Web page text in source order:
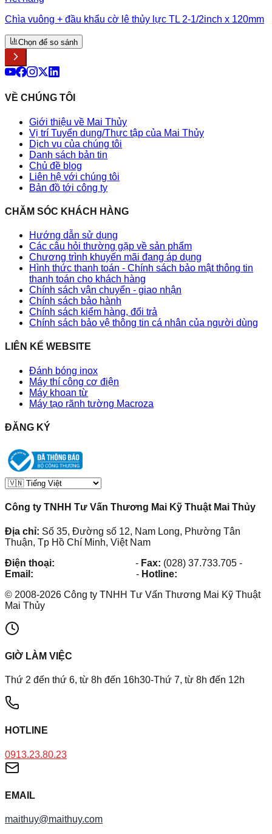
Chìa vuông + đầu khẩu cờ lê thủy lực TL 2-1/2inch x 120mm
Chọn để so sánh
VỀ CHÚNG TÔI
Giới thiệu về Mai Thủy
Vị trí Tuyển dụng/Thực tập của Mai Thủy
Dịch vụ của chúng tôi
Danh sách bản tin
Chủ đề blog
Liên hệ với chúng tôi
Bản đồ tới công ty
CHĂM SÓC KHÁCH HÀNG
Hướng dẫn sử dụng
Các câu hỏi thường gặp về sản phẩm
Chương trình khuyến mãi đang áp dụng
Hình thức thanh toán - Chính sách bảo mật thông tin
thanh toán cho khách hàng
Chính sách vận chuyển - giao nhận
Chính sách bảo hành
Chính sách kiểm hàng, đổi trả
Chính sách bảo vệ thông tin cá nhân của người dùng
LIÊN KẾ WEBSITE
Đánh bóng inox
Máy thí công cơ điện
Máy khoan từ
Máy tạo rãnh tường Macroza
ĐĂNG KÝ
Công ty TNHH Tư Vấn Thương Mai Kỹ Thuật Mai Thủy
Địa chỉ: Số 35, Đường số 12, Nam Long, Phường Tân
Thuận, Tp Hồ Chí Minh, Việt Nam
Điện thoại:
- Fax: (028) 37.733.705 -
Email:
- Hotline:
© 2008-2026 Công ty TNHH Tư Vấn Thương Mai Kỹ Thuật
Mai Thủy
GIỜ LÀM VIỆC
Thứ 2 đến thứ 6, từ 8h đến 16h30-Thứ 7, từ 8h đến 12h
HOTLINE
0913.23.80.23
EMAIL
maithuy@maithuy.com